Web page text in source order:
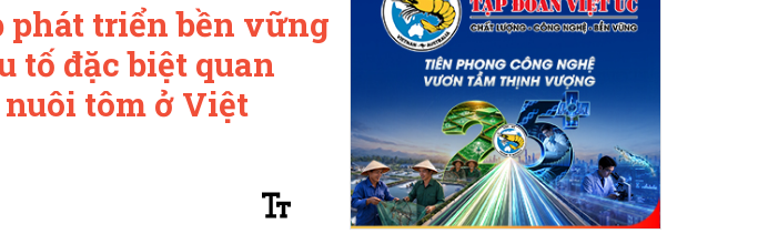
triển bền vững
tố đặc biệt quan
tôm ở Việt